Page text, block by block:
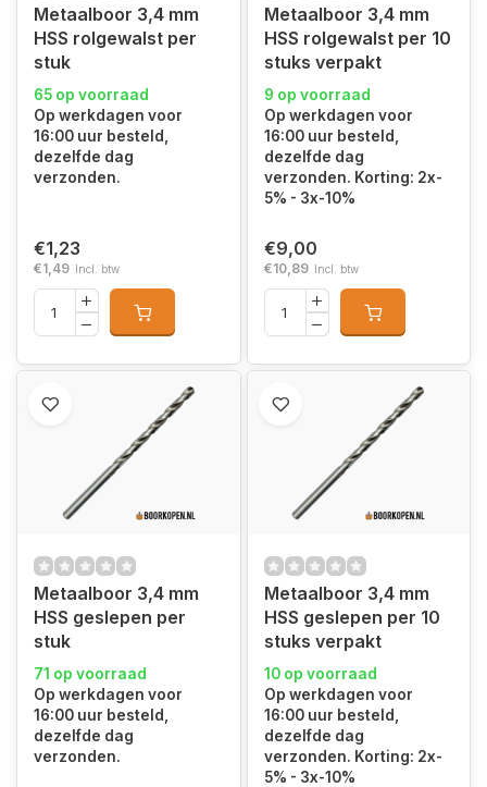
Metaalboor 3,4 mm
HSS rolgewalst per
stuk
65 op voorraad
Op werkdagen voor
16:00 uur besteld,
dezelfde dag
verzonden.
€1,23
€1,49 Incl. btw
Metaalboor 3,4 mm
HSS rolgewalst per 10
stuks verpakt
9 op voorraad
Op werkdagen voor
16:00 uur besteld,
dezelfde dag
verzonden. Korting: 2x-
5% - 3x-10%
€9,00
€10,89 Incl. btw
Metaalboor 3,4 mm
HSS geslepen per
stuk
71 op voorraad
Op werkdagen voor
16:00 uur besteld,
dezelfde dag
verzonden.
Metaalboor 3,4 mm
HSS geslepen per 10
stuks verpakt
10 op voorraad
Op werkdagen voor
16:00 uur besteld,
dezelfde dag
verzonden. Korting: 2x-
5% - 3x-10%